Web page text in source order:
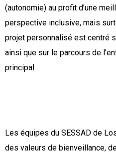
(autonomie) au profit d’une
perspective inclusive, mais
projet personnalisé est centré
ainsi que sur le parcours de
principal.
Les équipes du SESSAD de
des valeurs de bienveillance,